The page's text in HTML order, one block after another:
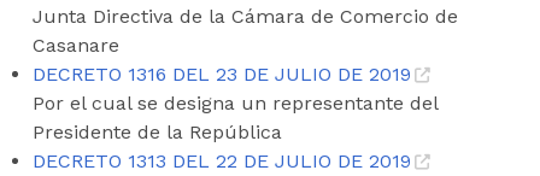
Junta Directiva de la Cámara de Comercio de
Casanare
DECRETO 1316 DEL 23 DE JULIO DE 2019
Por el cual se designa un representante del
Presidente de la República
DECRETO 1313 DEL 22 DE JULIO DE 2019